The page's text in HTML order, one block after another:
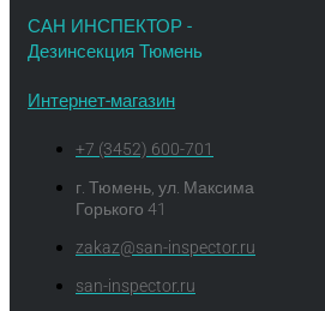
САН ИНСПЕКТОР -
Дезинсекция Тюмень
Интернет-магазин
+7 (3452) 600-701
г. Тюмень, ул. Максима
Горького 41
zakaz@san-inspector.ru
san-inspector.ru